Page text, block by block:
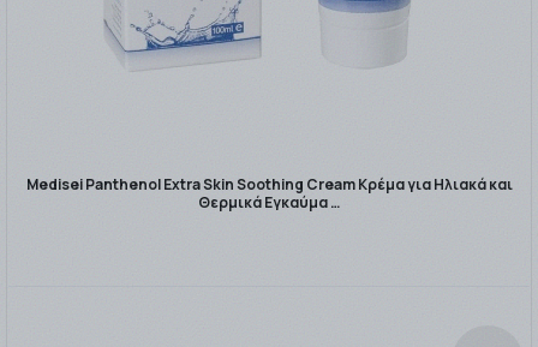
Medisei Panthenol Extra Skin Soothing Cream Κρέμα για Ηλιακά και
Θερμικά Εγκαύμα …